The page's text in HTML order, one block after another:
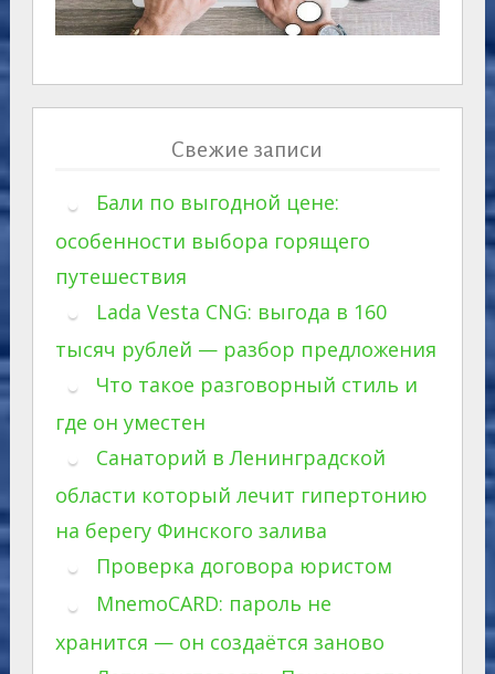
Свежие записи
Бали по выгодной цене:
особенности выбора горящего
путешествия
Lada Vesta CNG: выгода в 160
тысяч рублей — разбор предложения
Что такое разговорный стиль и
где он уместен
Санаторий в Ленинградской
области который лечит гипертонию
на берегу Финского залива
Проверка договора юристом
MnemoCARD: пароль не
хранится — он создаётся заново